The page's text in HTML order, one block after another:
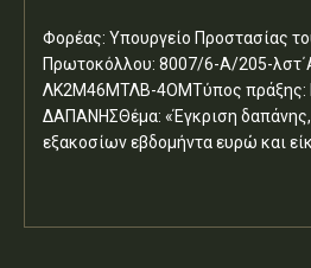
Φορέας: Υπουργείο Προστασίας
Πρωτοκόλλου: 8007/6-Α/205-
ΛΚ2Μ46ΜΤΛΒ-4ΟΜΤύπος πράξης:
ΔΑΠΑΝΗΣΘέμα: «Έγκριση δαπάνης,
εξακοσίων εβδομήντα ευρώ και